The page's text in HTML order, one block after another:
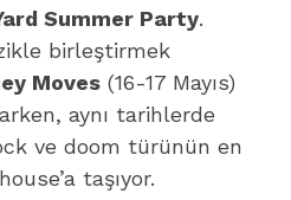
Summer Party.
birleştirmek
Moves (16-17 Mayıs)
aynı tarihlerde
ve doom türünün en
taşıyor.